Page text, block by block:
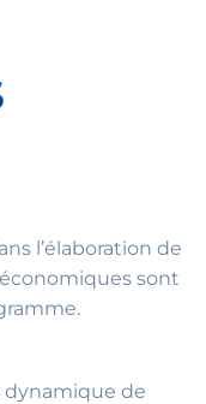
l’élaboration de
sont
dynamique de